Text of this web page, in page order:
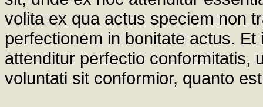
volita ex qua actus speciem non
perfectionem in bonitate actus.
attenditur perfectio conformitatis,
voluntati sit conformior, quanto